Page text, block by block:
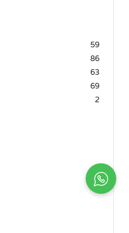
59
86
63
69
2